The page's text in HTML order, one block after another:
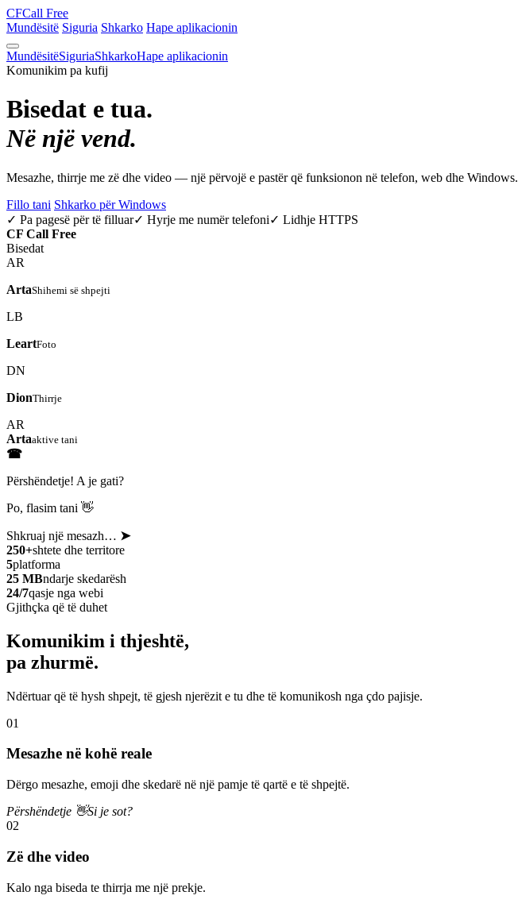
CFCall Free
Mundësitë Siguria Shkarko Hape aplikacionin
MundësitëSiguriaShkarkoHape aplikacionin
Komunikim pa kufij
Bisedat e tua.
Në një vend.
Mesazhe, thirrje me zë dhe video — një përvojë e pastër që funksionon në telefon, web dhe Windows.
Fillo tani Shkarko për Windows
✓ Pa pagesë për të filluar✓ Hyrje me numër telefoni✓ Lidhje HTTPS
CF Call Free
Bisedat
AR
ArtaShihemi së shpejti
LB
LeartFoto
DN
DionThirrje
AR
Artaaktive tani
☎
Përshëndetje! A je gati?
Po, flasim tani 👋
Shkruaj një mesazh… ➤
250+shtete dhe territore
5platforma
25 MBndarje skedarësh
24/7qasje nga webi
Gjithçka që të duhet
Komunikim i thjeshtë,
pa zhurmë.
Ndërtuar që të hysh shpejt, të gjesh njerëzit e tu dhe të komunikosh nga çdo pajisje.
01
Mesazhe në kohë reale
Dërgo mesazhe, emoji dhe skedarë në një pamje të qartë e të shpejtë.
Përshëndetje 👋Si je sot?
02
Zë dhe video
Kalo nga biseda te thirrja me një prekje.